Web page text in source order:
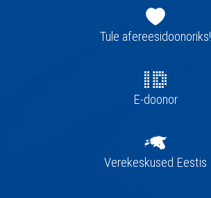
navigatsioonTule afereesidoonoriks!
E-doonor
Verekeskused Eestis